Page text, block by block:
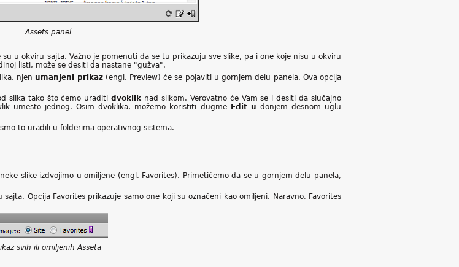
Assets panel
u okviru sajta. Važno je pomenuti da se tu prikazuju sve slike, pa i one koje nisu u okviru
listi, može se desiti da nastane "gužva".
njen umanjeni prikaz (engl. Preview) će se pojaviti u gornjem delu panela. Ova opcija
slika tako što ćemo uraditidvoklik nad slikom. Verovatno će Vam se i desiti da slučajno
umesto jednog. Osim dvoklika, možemo koristiti dugme
Edit u donjem desnom uglu
to uradili u folderima operativnog sistema.
slike izdvojimo u omiljene (engl. Favorites). Primetićemo da se u gornjem delu panela,
Opcija Favorites prikazuje samo one koji su označeni kao omiljeni. Naravno, Favorites
svih ili omiljenih Asseta